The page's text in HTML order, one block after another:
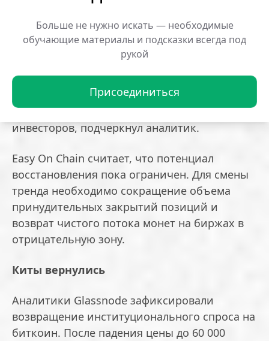
Больше не нужно искать — необходимые
обучающие материалы и подсказки всегда под
рукой
Присоединиться
ликвидаций длинных позиций в 11 раз
превысил потери шортистов.
Финальным триггером стала публикация
индексов CPI и PPI: макроданные из США
окончательно подавили настроения
инвесторов, подчеркнул аналитик.
Easy On Chain считает, что потенциал
восстановления пока ограничен. Для смены
тренда необходимо сокращение объема
принудительных закрытий позиций и
возврат чистого потока монет на биржах в
отрицательную зону.
Киты вернулись
Аналитики Glassnode зафиксировали
возвращение институционального спроса на
биткоин. После падения цены до 60 000